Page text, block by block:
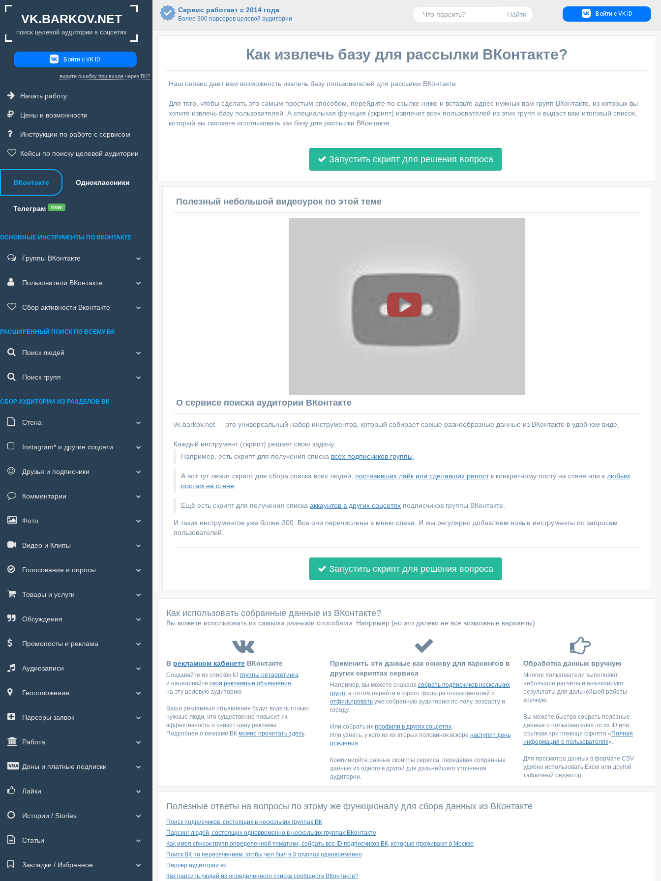
Сервис работает с 2014 года
Более 300 парсеров целевой аудитории
Войти с VK ID
Найти
Как извлечь базу для рассылки ВКонтакте?
Наш сервис дает вам возможность извлечь базу пользователей для рассылки ВКонтакте.
Для того, чтобы сделать это самым простым способом, перейдите по ссылке ниже и вставьте адрес нужных вам групп ВКонтакте, из которых вы
хотите извлечь базу пользователей. А специальная функция (скрипт) извлечет всех пользователей из этих групп и выдаст вам итоговый список,
который вы сможете использовать как базу для рассылки ВКонтакте.
Запустить скрипт для решения вопроса
Полезный небольшой видеоурок по этой теме
О сервисе поиска аудитории ВКонтакте
vk.barkov.net — это универсальный набор инструментов, который собирает самые разнообразные данные из ВКонтакте в удобном виде.
Каждый инструмент (скрипт) решает свою задачу:
Например, есть скрипт для получения списка всех подписчиков группы
А вот тут лежит скрипт для сбора списка всех людей, поставивших лайк или сделавших репостк конкретному посту на стене или к любым
постам на стене
Ещё есть скрипт для получения списка аккаунтов в других соцсетях подписчиков группы ВКонтакте.
И таких инструментов уже более 300. Все они перечислены в меню слева. И мы регулярно добавляем новые инструменты по запросам
пользователей.
Запустить скрипт для решения вопроса
Как использовать собранные данные из ВКонтакте?
Вы можете использовать их самыми разными способами. Например (но это далеко не все возможные варианты):
В рекламном кабинете ВКонтакте
Создавайте из списков ID группы ретаргетинга
и нацеливайте свои рекламные объявления
на эту целевую аудиторию
Ваши рекламные объявления будут видеть только
нужные люди, что существенно повысит их
эффективность и снизит цену рекламы.
Подробнее о рекламе ВК можно прочитать здесь.
Применить эти данные как основу для парсингов в
других скриптах сервиса
Например, вы можете сначала собрать подписчиков нескольких
групп, а потом перейти в скрипт фильтра пользователей и
отфильтроватьуже собранную аудиторию по полу, возрасту и
городу.
Или собрать их профили в других соцсетях.
Или узнать, у кого из их вторых половинок вскоре наступит день
рождения.
Комбинирйте разные скрипты сервиса, передавая собранные
данные из одного в другой для дальнейшего уточнения
аудитории.
Обработка данных вручную
Многие пользователи выполняют
небольшие расчёты и анализируют
результаты для дальнейшей работы
вручную.
Вы можете быстро собрать полезные
данные о пользователях по их ID или
ссылкам при помощи скрипта « Полная
информация о пользователях».
Для просмотра данных в формате CSV
удобно использовать Excel или другой
табличный редактор.
Полезные ответы на вопросы по этому же функционалу для сбора данных из ВКонтакте
Поиск подписчиков, состоящих в нескольких группах ВК
Парсинг людей, состоящих одновременно в нескольких группах ВКонтакте
Как имея список групп определенной тематики, собрать все ID подписчиков ВК, которые проживают в Москве
Поиск ВК по пересечениям, чтобы чел был в 3 группах одновременно
Парсер аудитории вк
Как парсить людей из определенного списка сообществ ВКонтакте?
VK.BARKOV.NET
поиск целевой аудитории в соцсетях
Войти с VK ID
видите ошибку при входе через ВК?
Начать работу
Цены и возможности
Инструкции по работе с сервисом
Кейсы по поиску целевой аудитории
ВКонтакте Одноклассники
Телеграм new
ОСНОВНЫЕ ИНСТРУМЕНТЫ ПО ВКОНТАКТЕ
Группы ВКонтакте
Пользователи ВКонтакте
Сбор активности Вконтакте
РАСШИРЕННЫЙ ПОИСК ПО ВСЕМУ ВК
Поиск людей
Поиск групп
СБОР АУДИТОРИИ ИЗ РАЗДЕЛОВ ВК
Стена
Instagram* и другие соцсети
Друзья и подписчики
Комментарии
Фото
Видео и Клипы
Голосования и опросы
Товары и услуги
Обсуждения
Промопосты и реклама
Аудиозаписи
Геоположение
Парсеры заявок
Работа
Доны и платные подписки
Лайки
Истории / Stories
Статьи
Закладки / Избранное